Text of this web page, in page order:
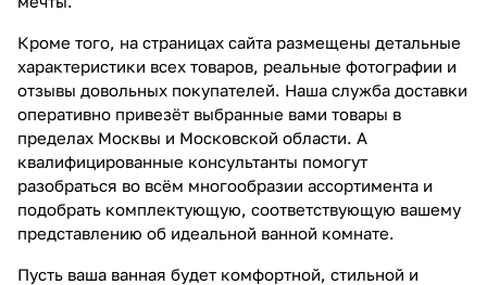
Кроме того, на страницах сайта размещены детальные
характеристики всех товаров, реальные фотографии и
отзывы довольных покупателей. Наша служба доставки
оперативно привезёт выбранные вами товары в
пределах Москвы и Московской области. А
квалифицированные консультанты помогут
разобраться во всём многообразии ассортимента и
подобрать комплектующую, соответствующую вашему
представлению об идеальной ванной комнате.
Пусть ваша ванная будет комфортной, стильной и